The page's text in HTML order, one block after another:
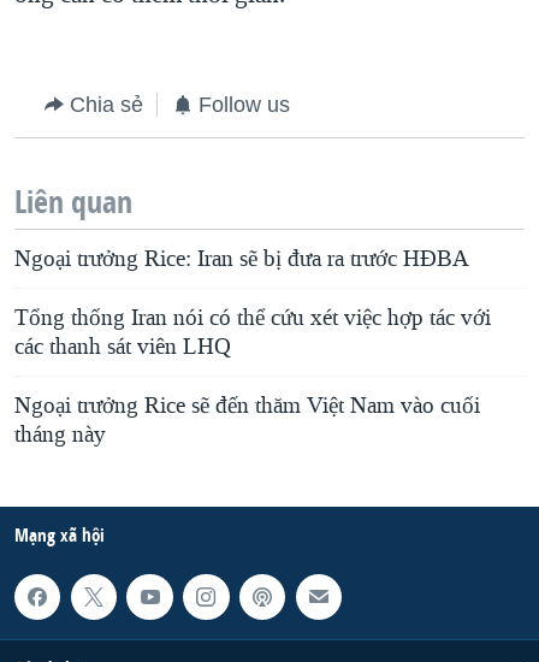
Chia sẻ Follow us
Liên quan
Ngoại trưởng Rice: Iran sẽ bị đưa ra trước HÐBA
Tổng thống Iran nói có thể cứu xét việc hợp tác với
các thanh sát viên LHQ
Ngoại trưởng Rice sẽ đến thăm Việt Nam vào cuối
tháng này
Mạng xã hội